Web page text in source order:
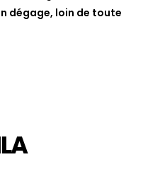
dégage, loin de toute